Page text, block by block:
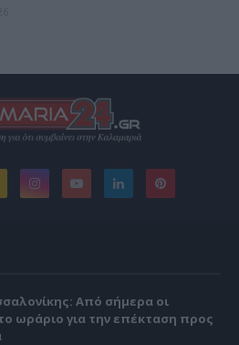
Από σήμερα οι
ωράριο για την επέκταση προς